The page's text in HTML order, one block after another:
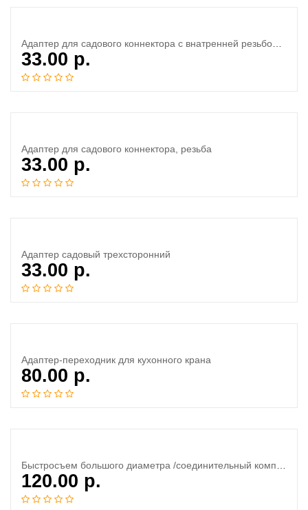
33.00 р.
Адаптер для садового коннектора, резьба
33.00 р.
Адаптер садовый трехсторонний
33.00 р.
Адаптер-переходник для кухонного крана
80.00 р.
120.00 р.